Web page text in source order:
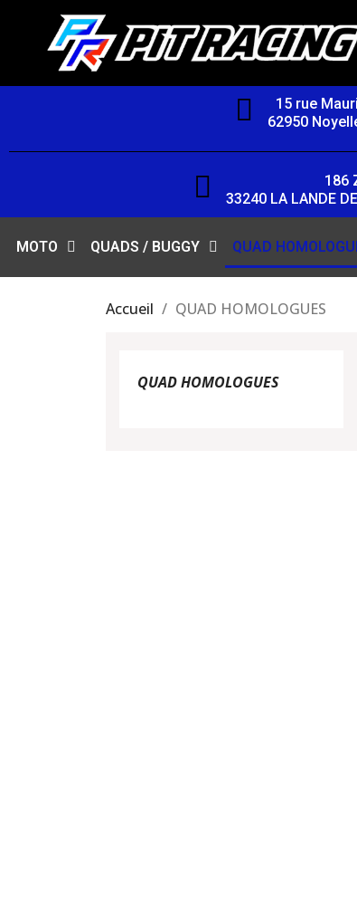
15 rue
62950
186
33240 LA LANDE
MOTO QUADS / BUGGY QUAD
Accueil QUAD HOMOLOGUES
QUAD HOMOLOGUES